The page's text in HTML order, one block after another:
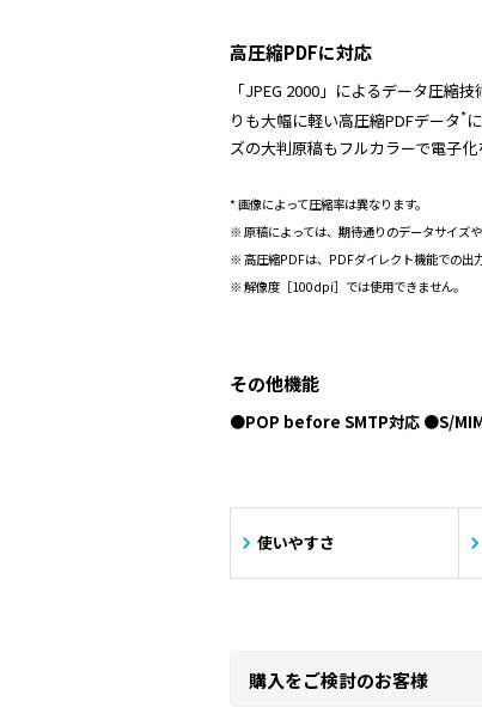
高圧縮PDFに対応
「JPEG 2000」によるデータ圧縮
りも大幅に軽い高圧縮PDFデータ*
ズの大判原稿もフルカラーで電子化
* 画像によって圧縮率は異なります。
※ 原稿によっては、期待通りのデータサイズ
※ 高圧縮PDFは、PDFダイレクト機能での出
※ 解像度［100dpi］では使用できません。
その他機能
●POP before SMTP対応 ●S/
使いやすさ
購入をご検討のお客様